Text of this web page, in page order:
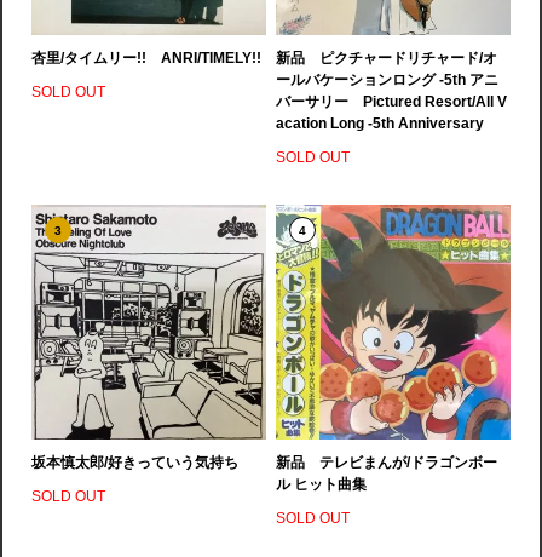
杏里/タイムリー!! ANRI/TIMELY!!
SOLD OUT
新品 ピクチャードリチャード/オ
ールバケーションロング -5th アニ
バーサリー Pictured Resort/All V
acation Long -5th Anniversary
SOLD OUT
3
坂本慎太郎/好きっていう気持ち
SOLD OUT
4
新品 テレビまんが/ドラゴンボー
ル ヒット曲集
SOLD OUT